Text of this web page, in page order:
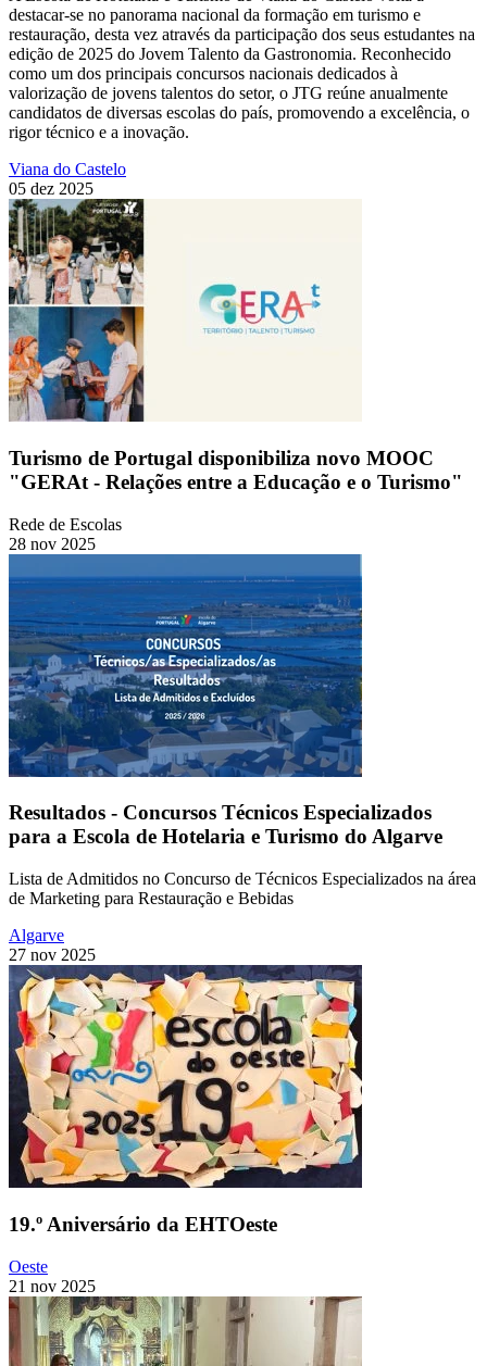
destacar-se no panorama nacional da formação em turismo e
restauração, desta vez através da participação dos seus estudantes na
edição de 2025 do Jovem Talento da Gastronomia. Reconhecido
como um dos principais concursos nacionais dedicados à
valorização de jovens talentos do setor, o JTG reúne anualmente
candidatos de diversas escolas do país, promovendo a excelência, o
rigor técnico e a inovação.
Viana do Castelo
05 dez 2025
Turismo de Portugal disponibiliza novo MOOC
"GERAt - Relações entre a Educação e o Turismo"
Rede de Escolas
28 nov 2025
Resultados - Concursos Técnicos Especializados
para a Escola de Hotelaria e Turismo do Algarve
Lista de Admitidos no Concurso de Técnicos Especializados na área
de Marketing para Restauração e Bebidas
Algarve
27 nov 2025
19.º Aniversário da EHTOeste
Oeste
21 nov 2025